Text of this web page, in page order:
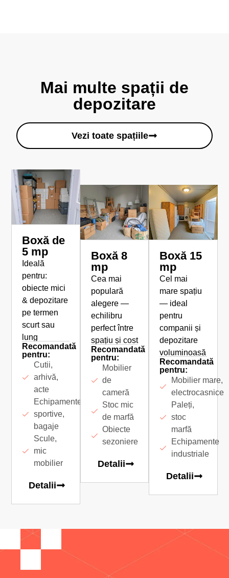
Mai multe spații de
depozitare
Vezi toate spațiile
Boxă de
5 mp
Ideală
pentru:
obiecte mici
& depozitare
pe termen
scurt sau
lung
Recomandată
pentru:
Cutii,
arhivă,
acte
Echipamente
sportive,
bagaje
Scule,
mic
mobilier
Detalii
Boxă 8
mp
Cea mai
populară
alegere —
echilibru
perfect între
spațiu și cost
Recomandată
pentru:
Mobilier
de
cameră
Stoc mic
de marfă
Obiecte
sezoniere
Detalii
Boxă 15
mp
Cel mai
mare spațiu
— ideal
pentru
companii și
depozitare
voluminoasă
Recomandată
pentru:
Mobilier mare,
electrocasnice
Paleți,
stoc
marfă
Echipamente
industriale
Detalii